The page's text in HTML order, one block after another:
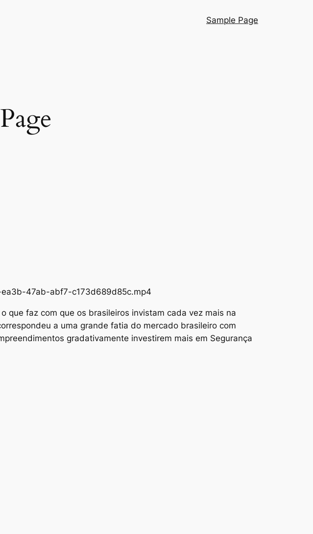
Sample Page
47ab-abf7-c173d689d85c.mp4
que faz com que os brasileiros invistam cada vez mais na
a uma grande fatia do mercado brasileiro com
gradativamente investirem mais em Segurança